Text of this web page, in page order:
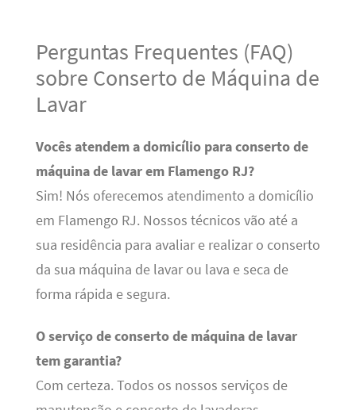
Perguntas Frequentes (FAQ)
sobre Conserto de Máquina de
Lavar
Vocês atendem a domicílio para conserto de
máquina de lavar em Flamengo RJ?
Sim! Nós oferecemos atendimento a domicílio
em Flamengo RJ. Nossos técnicos vão até a
sua residência para avaliar e realizar o conserto
da sua máquina de lavar ou lava e seca de
forma rápida e segura.
O serviço de conserto de máquina de lavar
tem garantia?
Com certeza. Todos os nossos serviços de